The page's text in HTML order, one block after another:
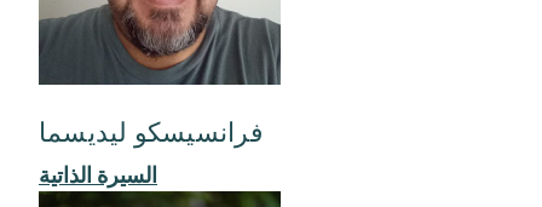
فرانسيسكو ليديسما
السيرة الذاتية